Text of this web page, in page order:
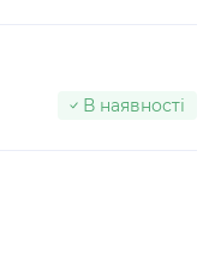
В наявності